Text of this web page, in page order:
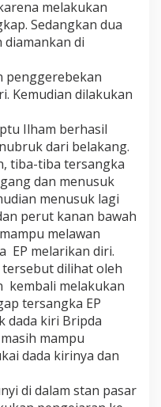
melakukan
Sedangkan dua
diamankan di
penggerebekan
Kemudian dilakukan
Ilham berhasil
dari belakang.
tiba-tiba tersangka
dan menusuk
menusuk lagi
perut kanan bawah
melawan
EP melarikan diri.
dilihat oleh
kembali melakukan
tersangka EP
dada kiri Bripda
mampu
dada kirinya dan
di dalam stan pasar